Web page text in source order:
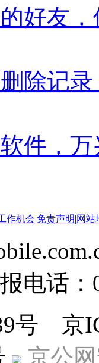
好友
除记
件，
作机会|免责声明|网站
电话：
号 京
京公